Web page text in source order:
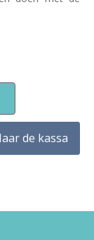
de kassa